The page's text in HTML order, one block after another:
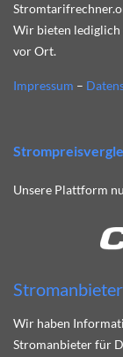
Wir bieten
vor Ort.
Impressum –
Unsere Plattform
Wir haben
Stromanbieter für